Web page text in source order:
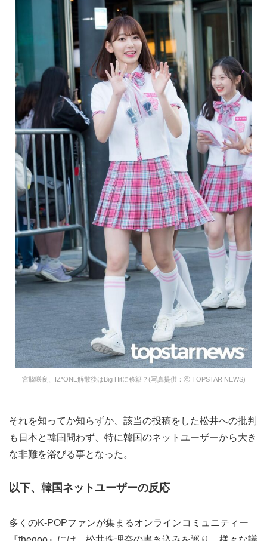
宮脇咲良、IZ*ONE解散後はBig Hitに移籍？(写真提供：ⓒ TOPSTAR NEWS)
それを知ってか知らずか、該当の投稿をした松井への批判
も日本と韓国問わず、特に韓国のネットユーザーから大き
な非難を浴びる事となった。
以下、韓国ネットユーザーの反応
多くのK-POPファンが集まるオンラインコミュニティー